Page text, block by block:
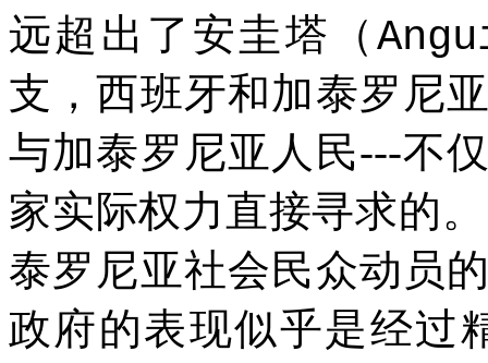
远超出了安圭塔（
支，西班牙和加泰罗尼
与加泰罗尼亚人民---不
家实际权力直接寻求的。
泰罗尼亚社会民众动员
政府的表现似乎是经过